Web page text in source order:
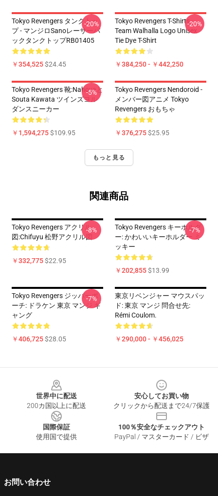
Tokyo Revengers タンクトッ
プ - マンジロSanoレーサーバ
ックタンクトップRB01405
￥354,525$24.45
-20%
Tokyo Revengers T-Shirts -
Team Walhalla Logo Unisex
Tie Dye T-Shirt
￥384,250 - ￥442,250
-20%
Tokyo Revengers 靴:Nahoyaと
Souta Kawata ツインズヨル
ダンスニーカー
￥1,594,275$109.95
-5%
Tokyo Revengers Nendoroid -
メンバー図アニメ Tokyo
Revengers おもちゃ
￥376,275$25.95
もっと見る
関連商品
Tokyo Revengers アクリル
図:Chifuyu 松野アクリル図
￥332,775$22.95
-8%
Tokyo Revengers キーホルダ
ー: かわいいキーホルダー ミ
ッキー
￥202,855$13.99
-7%
Tokyo Revengers ジッパーポ
ーチ: ドラケン 東京 マンジ ギ
ャング
￥406,725$28.05
-7%
東京リベンジャー マウスパッ
ド: 東京 マンジ 問合せ先:
Rémi Coulom.
￥290,000 - ￥456,025
世界中に配送
200カ国以上に配送
安心してお買い物
クリックから配送まで24/7保護
国際保証
使用国で提供
100％安全なチェックアウト
PayPal / マスターカード / ビザ
お問い合わせ